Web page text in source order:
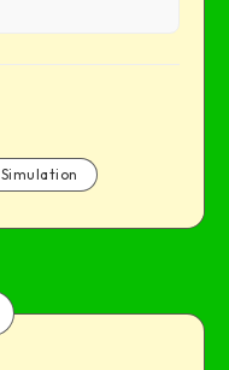
Simulation